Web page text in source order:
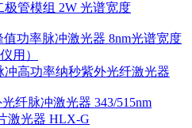
极管模组 2W 光谱宽度
值功率脉冲激光器 8nm光谱宽度
用）
高功率纳秒紫外光纤激光器
纤脉冲激光器 343/515nm
激光器 HLX-G